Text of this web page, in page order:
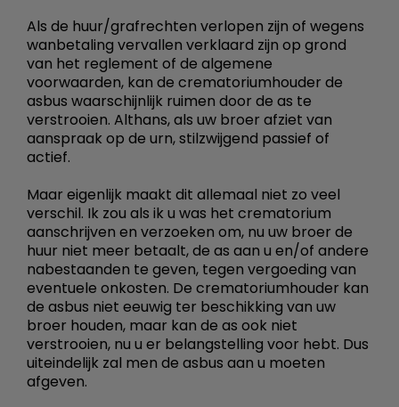
Als de huur/grafrechten verlopen zijn of wegens
wanbetaling vervallen verklaard zijn op grond
van het reglement of de algemene
voorwaarden, kan de crematoriumhouder de
asbus waarschijnlijk ruimen door de as te
verstrooien. Althans, als uw broer afziet van
aanspraak op de urn, stilzwijgend passief of
actief.
Maar eigenlijk maakt dit allemaal niet zo veel
verschil. Ik zou als ik u was het crematorium
aanschrijven en verzoeken om, nu uw broer de
huur niet meer betaalt, de as aan u en/of andere
nabestaanden te geven, tegen vergoeding van
eventuele onkosten. De crematoriumhouder kan
de asbus niet eeuwig ter beschikking van uw
broer houden, maar kan de as ook niet
verstrooien, nu u er belangstelling voor hebt. Dus
uiteindelijk zal men de asbus aan u moeten
afgeven.